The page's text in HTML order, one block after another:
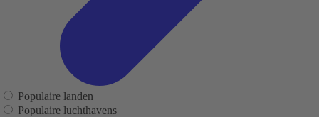
Populaire landen
Populaire luchthavens